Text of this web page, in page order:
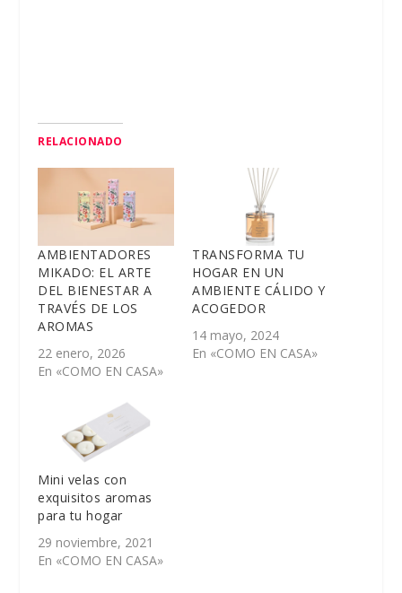
RELACIONADO
AMBIENTADORES
MIKADO: EL ARTE
DEL BIENESTAR A
TRAVÉS DE LOS
AROMAS
22 enero, 2026
En «COMO EN CASA»
TRANSFORMA TU
HOGAR EN UN
AMBIENTE CÁLIDO Y
ACOGEDOR
14 mayo, 2024
En «COMO EN CASA»
Mini velas con
exquisitos aromas
para tu hogar
29 noviembre, 2021
En «COMO EN CASA»